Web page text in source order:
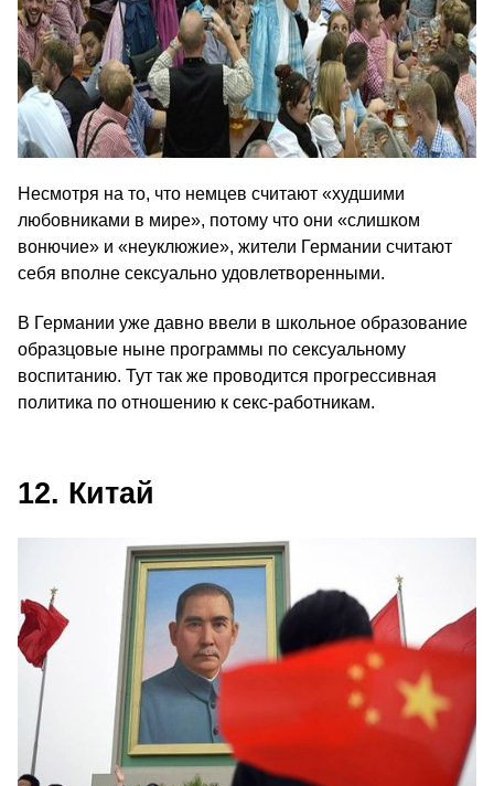
Несмотря на то, что немцев считают «худшими
любовниками в мире», потому что они «слишком
вонючие» и «неуклюжие», жители Германии считают
себя вполне сексуально удовлетворенными.
В Германии уже давно ввели в школьное образование
образцовые ныне программы по сексуальному
воспитанию. Тут так же проводится прогрессивная
политика по отношению к секс-работникам.
12. Китай